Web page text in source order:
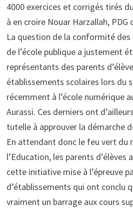
4000 exercices et corrigés tirés
à en croire Nouar Harzallah, PDG
La question de la conformité
de l’école publique a justement
représentants des parents
établissements scolaires lors du
récemment à l’école numérique
Aurassi. Ces derniers ont
tutelle à approuver la démarche
En attendant donc le feu vert du
l’Education, les parents d’élèves
cette initiative mise à l’épreuve
d’établissements qui ont conclu
vraiment un barrage aux cours